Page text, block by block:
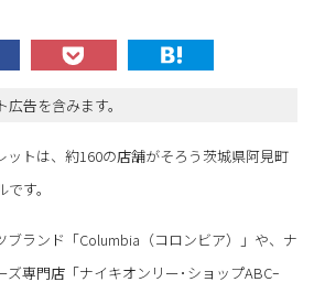
告を含みます。
ットは、約160の店舗がそろう茨城県阿見町
す。
ブランド「Columbia（コロンビア）」や、ナ
ズ専門店「ナイキオンリー･ショップABCｰ